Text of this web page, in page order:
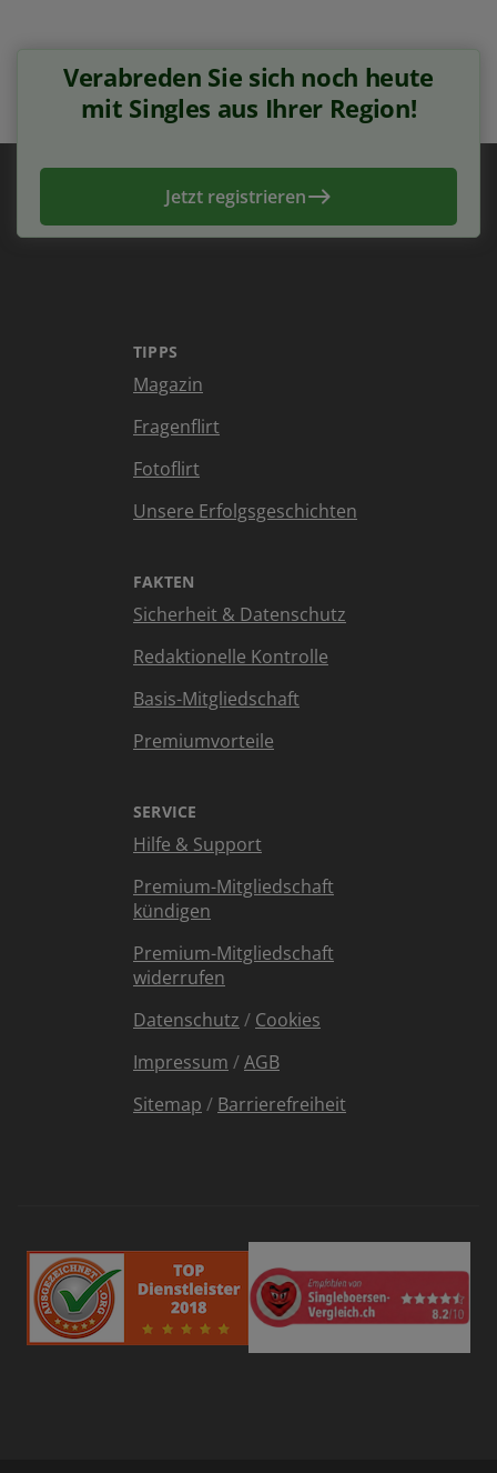
Verabreden Sie sich noch heute
mit Singles aus Ihrer Region!
Jetzt registrieren
TIPPS
Magazin
Fragenflirt
Fotoflirt
Unsere Erfolgsgeschichten
FAKTEN
Sicherheit & Datenschutz
Redaktionelle Kontrolle
Basis-Mitgliedschaft
Premiumvorteile
SERVICE
Hilfe & Support
Premium-Mitgliedschaft
kündigen
Premium-Mitgliedschaft
widerrufen
Datenschutz / Cookies
Impressum /AGB
Sitemap / Barrierefreiheit